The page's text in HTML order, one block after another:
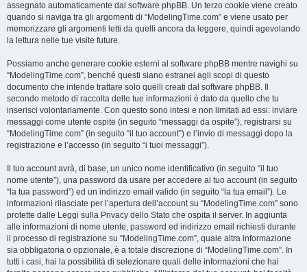
assegnato automaticamente dal software phpBB. Un terzo cookie viene creato
quando si naviga tra gli argomenti di “ModelingTime.com” e viene usato per
memorizzare gli argomenti letti da quelli ancora da leggere, quindi agevolando
la lettura nelle tue visite future.
Possiamo anche generare cookie esterni al software phpBB mentre navighi su
“ModelingTime.com”, benché questi siano estranei agli scopi di questo
documento che intende trattare solo quelli creati dal software phpBB. Il
secondo metodo di raccolta delle tue informazioni è dato da quello che tu
inserisci volontariamente. Con questo sono intesi e non limitati ad essi: inviare
messaggi come utente ospite (in seguito “messaggi da ospite”), registrarsi su
“ModelingTime.com” (in seguito “il tuo account”) e l’invio di messaggi dopo la
registrazione e l’accesso (in seguito “i tuoi messaggi”).
Il tuo account avrà, di base, un unico nome identificativo (in seguito “il tuo
nome utente”), una password da usare per accedere al tuo account (in seguito
“la tua password”) ed un indirizzo email valido (in seguito “la tua email”). Le
informazioni rilasciate per l’apertura dell’account su “ModelingTime.com” sono
protette dalle Leggi sulla Privacy dello Stato che ospita il server. In aggiunta
alle informazioni di nome utente, password ed indirizzo email richiesti durante
il processo di registrazione su “ModelingTime.com”, quale altra informazione
sia obbligatoria o opzionale, è a totale discrezione di “ModelingTime.com”. In
tutti i casi, hai la possibilità di selezionare quali delle informazioni che hai